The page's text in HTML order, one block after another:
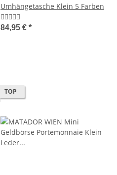
Umhängetasche Klein 5 Farben
84,95 € *
TOP